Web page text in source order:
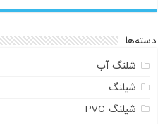
دسته‌ها
شلنگ آب
شیلنگ
شیلنگ PVC